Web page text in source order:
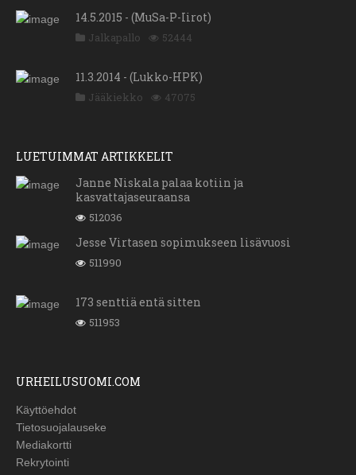
14.5.2015 - (MuSa-P-Iirot)
Jalkapallo 52444
11.3.2014 - (Lukko-HPK)
Jääkiekko 47075
LUETUIMMAT ARTIKKELIT
Janne Niskala palaa kotiin ja
kasvattajaseuraansa
512036
Jesse Virtasen sopimukseen lisävuosi
511990
173 senttiä entä sitten
511953
URHEILUSUOMI.COM
Käyttöehdot
Tietosuojalauseke
Mediakortti
Rekrytointi